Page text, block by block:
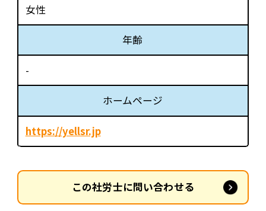
女性
年齢
-
ホームページ
https://yellsr.jp
この社労士に問い合わせる